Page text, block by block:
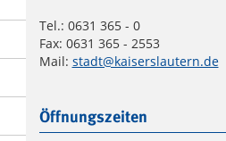
Tel.: 0631 365 - 0
Fax: 0631 365 - 2553
Mail: stadt@kaiserslautern.de
Öffnungszeiten